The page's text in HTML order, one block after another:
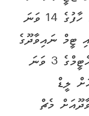
މުހައްމަދު އާދަމްއެވެ. އެނާ އެގޯލް ޖެހީ ފަހު ހާފުގެ 14 ވަނަ
ވަނަ މިނެޓްގައި ޓީމް ނައިވާދޫގެ
ޖާޒީނަންބަރު 7 މުހައްމަދު ރިޝާން ވަނީ އެޓީމްގެ 3 ވަނަ
ލީޑް
މެޗް